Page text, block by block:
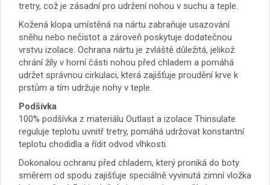
tretry, což je zásadní pro udržení nohou v suchu a teple.
Kožená klopa umístěná na nártu zabraňuje usazování
sněhu nebo nečistot a zároveň poskytuje dodatečnou
vrstvu izolace. Ochrana nártu je zvláště důležitá, jelikož
chrání žíly v horní části nohou před chladem a pomáhá
udržet správnou cirkulaci, která zajišťuje proudění krve k
prstům a tím udržuje nohy v teple.
Podšívka
100% podšívka z materiálu Outlast a izolace Thinsulate
reguluje teplotu uvnitř tretry, pomáhá udržovat konstantní
teplotu chodidla a řídit odvod vlhkosti.
Dokonalou ochranu před chladem, který proniká do boty
směrem od spodu zajišťuje speciálně vyvinutá zimní vložka